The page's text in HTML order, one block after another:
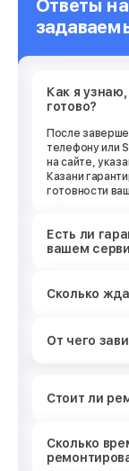
Ответы
Как я
готово?
После
телефону или
на сайте,
Казани
готовности
Есть ли
вашем
Сколько
От чего
Стоит ли
Сколько